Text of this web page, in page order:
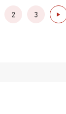
2 3 ▶︎